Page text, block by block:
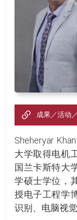
成果／活动
Sheheryar
大学取得电机
国兰卡斯特大
学硕士学位，
授电子工程学
识别、电脑视